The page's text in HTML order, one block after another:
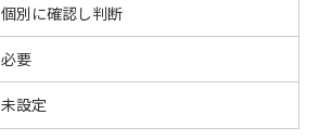
個別に確認し判断
必要
未設定